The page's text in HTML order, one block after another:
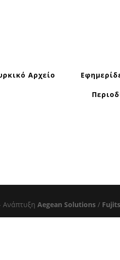
Αρχείο
ΑνάπτυξηAegean Solutions /